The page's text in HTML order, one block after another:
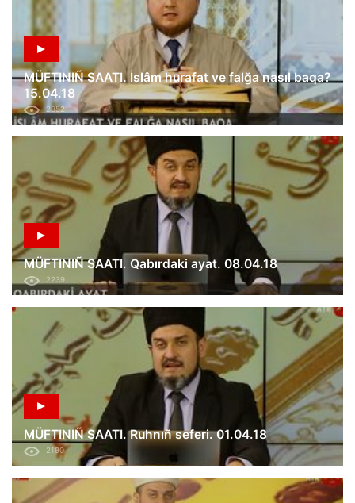
MÜFTINIÑ SAATI. İslâm hurafat ve falğa nasıl baqa?
15.04.18
2352
MÜFTINIÑ SAATI. Qabırdaki ayat. 08.04.18
2239
MÜFTINIÑ SAATI. Ruhnıñ seferi. 01.04.18
2190